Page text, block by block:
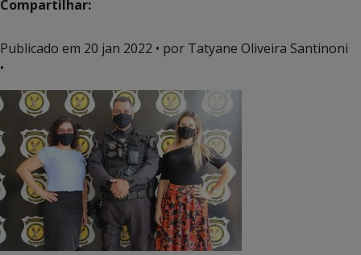
Compartilhar:
Publicado em 20 jan 2022 • por Tatyane Oliveira Santinoni
•